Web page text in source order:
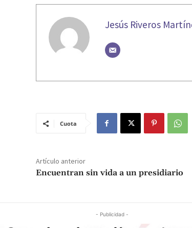
Jesús Riveros
Cuota
Artículo anterior
Encuentran sin vida a un presidiario
- Publicidad -